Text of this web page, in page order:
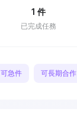
已完成任務
1 件
可急件 可長期合作